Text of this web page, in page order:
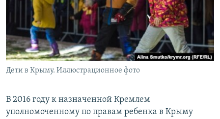
ПРОПАВШИЕ БЕЗ ВЕСТИ
ПОБЕДИТЕЛЕЙ НЕ СУДЯТ?
КРЫМ.НЕПОКОРЕННЫЙ
ELIFBE
УКРАИНСКАЯ ПРОБЛЕМА КРЫМА
ПРИСОЕДИНЯЙТЕСЬ!
Дети в Крыму. Иллюстрационное фото
В 2016 году к назначенной Кремлем
уполномоченному по правам ребенка в Крыму